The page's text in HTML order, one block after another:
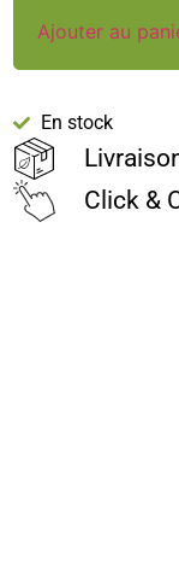
Ajouter au
En stock
Click &